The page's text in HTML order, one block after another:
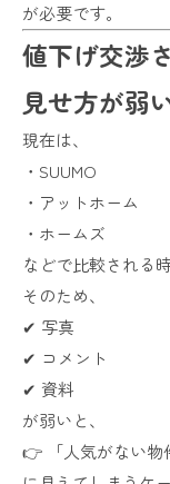
が必要です。
値下げ交渉
見せ方が弱
現在は、
・SUUMO
・アットホーム
・ホームズ
などで比較される
そのため、
✔ 写真
✔ コメント
✔ 資料
が弱いと、
👉 「人気がない物